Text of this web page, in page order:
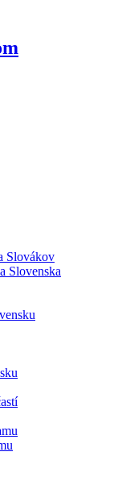
Slovákov
Slovenska